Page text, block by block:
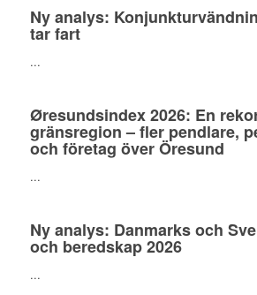
Ny analys:
tar fart
...
Øresundsindex 2026: En
gränsregion – fler pendlare,
och företag över Öresund
...
Ny analys: Danmarks och
och beredskap 2026
...